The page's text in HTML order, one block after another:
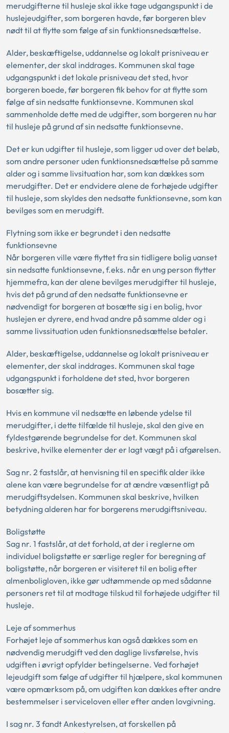
merudgifterne til husleje skal ikke tage udgangspunkt i de
huslejeudgifter, som borgeren havde, før borgeren blev
nødt til at flytte som følge af sin funktionsnedsættelse.
Alder, beskæftigelse, uddannelse og lokalt prisniveau er
elementer, der skal inddrages. Kommunen skal tage
udgangspunkt i det lokale prisniveau det sted, hvor
borgeren boede, før borgeren fik behov for at flytte som
følge af sin nedsatte funktionsevne. Kommunen skal
sammenholde dette med de udgifter, som borgeren nu har
til husleje på grund af sin nedsatte funktionsevne.
Det er kun udgifter til husleje, som ligger ud over det beløb,
som andre personer uden funktionsnedsættelse på samme
alder og i samme livsituation har, som kan dækkes som
merudgifter. Det er endvidere alene de forhøjede udgifter
til husleje, som skyldes den nedsatte funktionsevne, som kan
bevilges som en merudgift.
Flytning som ikke er begrundet i den nedsatte
funktionsevne
Når borgeren ville være flyttet fra sin tidligere bolig uanset
sin nedsatte funktionsevne, f.eks. når en ung person flytter
hjemmefra, kan der alene bevilges merudgifter til husleje,
hvis det på grund af den nedsatte funktionsevne er
nødvendigt for borgeren at bosætte sig i en bolig, hvor
huslejen er dyrere, end hvad andre på samme alder og i
samme livssituation uden funktionsnedsættelse betaler.
Alder, beskæftigelse, uddannelse og lokalt prisniveau er
elementer, der skal inddrages. Kommunen skal tage
udgangspunkt i forholdene det sted, hvor borgeren
bosætter sig.
Hvis en kommune vil nedsætte en løbende ydelse til
merudgifter, i dette tilfælde til husleje, skal den give en
fyldestgørende begrundelse for det. Kommunen skal
beskrive, hvilke elementer der er lagt vægt på i afgørelsen.
Sag nr. 2 fastslår, at henvisning til en specifik alder ikke
alene kan være begrundelse for at ændre væsentligt på
merudgiftsydelsen. Kommunen skal beskrive, hvilken
betydning alderen har for borgerens merudgiftsniveau.
Boligstøtte
Sag nr. 1 fastslår, at det forhold, at der i reglerne om
individuel boligstøtte er særlige regler for beregning af
boligstøtte, når borgeren er visiteret til en bolig efter
almenboligloven, ikke gør udtømmende op med sådanne
personers ret til at modtage tilskud til forhøjede udgifter til
husleje.
Leje af sommerhus
Forhøjet leje af sommerhus kan også dækkes som en
nødvendig merudgift ved den daglige livsførelse, hvis
udgiften i øvrigt opfylder betingelserne. Ved forhøjet
lejeudgift som følge af udgifter til hjælpere, skal kommunen
være opmærksom på, om udgiften kan dækkes efter andre
bestemmelser i serviceloven eller efter anden lovgivning.
I sag nr. 3 fandt Ankestyrelsen, at forskellen på